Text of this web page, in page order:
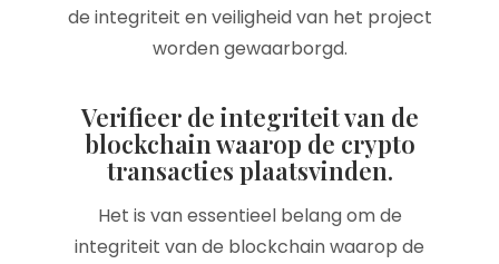
de integriteit en veiligheid van het project
worden gewaarborgd.
Verifieer de integriteit van de
blockchain waarop de crypto
transacties plaatsvinden.
Het is van essentieel belang om de
integriteit van de blockchain waarop de